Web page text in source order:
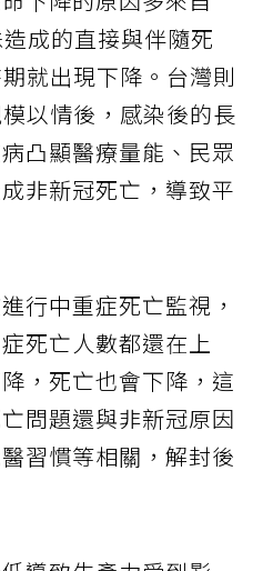
成的直接與伴隨死
就出現下降。台灣則
以情後，感染後的長
凸顯醫療量能、民眾
非新冠死亡，導致平
行中重症死亡監視，
死亡人數都還在上
，死亡也會下降，這
問題還與非新冠原因
習慣等相關，解封後